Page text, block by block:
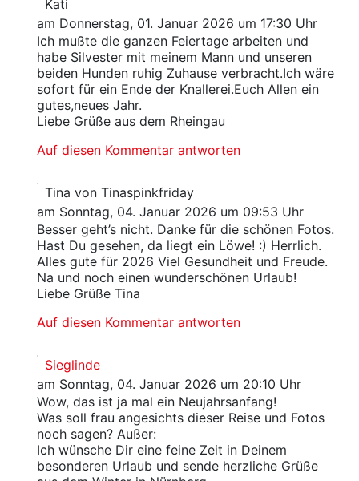
Kati
am Donnerstag, 01. Januar 2026 um 17:30 Uhr
Ich mußte die ganzen Feiertage arbeiten und
habe Silvester mit meinem Mann und unseren
beiden Hunden ruhig Zuhause verbracht.Ich wäre
sofort für ein Ende der Knallerei.Euch Allen ein
gutes,neues Jahr.
Liebe Grüße aus dem Rheingau
Auf diesen Kommentar antworten
Tina von Tinaspinkfriday
am Sonntag, 04. Januar 2026 um 09:53 Uhr
Besser geht’s nicht. Danke für die schönen Fotos.
Hast Du gesehen, da liegt ein Löwe! :) Herrlich.
Alles gute für 2026 Viel Gesundheit und Freude.
Na und noch einen wunderschönen Urlaub!
Liebe Grüße Tina
Auf diesen Kommentar antworten
Sieglinde
am Sonntag, 04. Januar 2026 um 20:10 Uhr
Wow, das ist ja mal ein Neujahrsanfang!
Was soll frau angesichts dieser Reise und Fotos
noch sagen? Außer:
Ich wünsche Dir eine feine Zeit in Deinem
besonderen Urlaub und sende herzliche Grüße